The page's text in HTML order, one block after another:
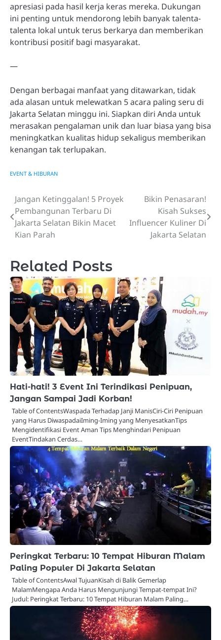
apresiasi pada hasil kerja keras mereka. Dukungan
ini penting untuk mendorong lebih banyak talenta-
talenta lokal untuk terus berkarya dan memberikan
kontribusi positif bagi masyarakat.
—
Dengan berbagai manfaat yang ditawarkan, tidak
ada alasan untuk melewatkan 5 acara paling seru di
Jakarta Selatan minggu ini. Siapkan diri Anda untuk
merasakan pengalaman unik dan luar biasa yang bisa
meningkatkan kualitas hidup sekaligus memberikan
kenangan tak terlupakan.
EVENT & HIBURAN
Navigasi
pos
Jangan Ketinggalan! 5 Proyek
Pembangunan Terbaru Di
Jakarta Selatan Bikin Macet
Kian Parah
Bikin Penasaran!
Kisah Sukses
Influencer Kuliner Di
Jakarta Selatan
Related Posts
Hati-hati! 3 Event Ini Terindikasi Penipuan,
Jangan Sampai Jadi Korban!
Table of ContentsWaspada Terhadap Janji ManisCiri-Ciri Penipuan
yang Harus DiwaspadaiIming-Iming yang MenyesatkanTips
Mengidentifikasi Event Aman Tips Menghindari Penipuan
EventTindakan Cerdas…
Peringkat Terbaru: 10 Tempat Hiburan Malam
Paling Populer Di Jakarta Selatan
Table of ContentsAwal TujuanKisah di Balik Gemerlap
MalamMengapa Anda Harus Mengunjungi Tempat-tempat Ini?
Judul: Peringkat Terbaru: 10 Tempat Hiburan Malam Paling…